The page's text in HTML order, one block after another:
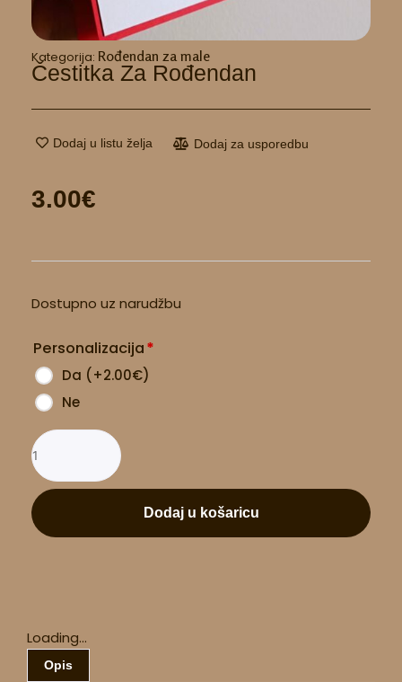
Kategorija: Rođendan za male
Čestitka Za Rođendan
Dodaj u listu želja Dodaj za usporedbu
3.00€
Dostupno uz narudžbu
Personalizacija*
Da (+2.00€)
Ne
za
količina
Dodaj u košaricu
Loading...
Opis